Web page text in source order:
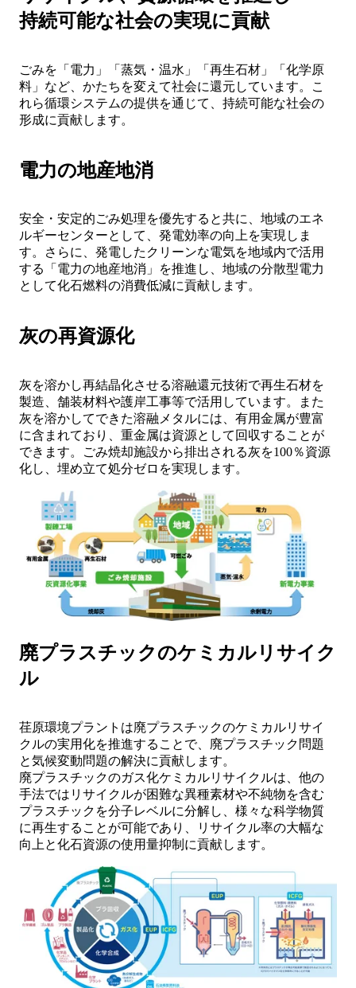
持続可能な社会の実現に貢献
ごみを「電力」「蒸気・温水」「再生石材」「化学原
料」など、かたちを変えて社会に還元しています。こ
れら循環システムの提供を通じて、持続可能な社会の
形成に貢献します。
電力の地産地消
安全・安定的ごみ処理を優先すると共に、地域のエネ
ルギーセンターとして、発電効率の向上を実現しま
す。さらに、発電したクリーンな電気を地域内で活用
する「電力の地産地消」を推進し、地域の分散型電力
として化石燃料の消費低減に貢献します。
灰の再資源化
灰を溶かし再結晶化させる溶融還元技術で再生石材を
製造、舗装材料や護岸工事等で活用しています。また
灰を溶かしてできた溶融メタルには、有用金属が豊富
に含まれており、重金属は資源として回収することが
できます。ごみ焼却施設から排出される灰を100％資源
化し、埋め立て処分ゼロを実現します。
廃プラスチックのケミカルリサイク
ル
荏原環境プラントは廃プラスチックのケミカルリサイ
クルの実用化を推進することで、廃プラスチック問題
と気候変動問題の解決に貢献します。
廃プラスチックのガス化ケミカルリサイクルは、他の
手法ではリサイクルが困難な異種素材や不純物を含む
プラスチックを分子レベルに分解し、様々な科学物質
に再生することが可能であり、リサイクル率の大幅な
向上と化石資源の使用量抑制に貢献します。